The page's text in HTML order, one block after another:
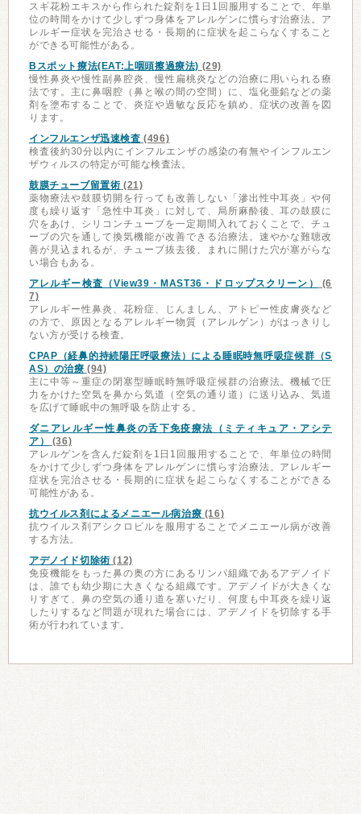
スギ花粉エキスから作られた錠剤を1日1回服用することで、年単
位の時間をかけて少しずつ身体をアレルゲンに慣らす治療法。ア
レルギー症状を完治させる・長期的に症状を起こらなくすること
ができる可能性がある。
Bスポット療法(EAT:上咽頭擦過療法) (29)
慢性鼻炎や慢性副鼻腔炎、慢性扁桃炎などの治療に用いられる療
法です。主に鼻咽腔（鼻と喉の間の空間）に、塩化亜鉛などの薬
剤を塗布することで、炎症や過敏な反応を鎮め、症状の改善を図
ります。
インフルエンザ迅速検査 (496)
検査後約30分以内にインフルエンザの感染の有無やインフルエン
ザウィルスの特定が可能な検査法。
鼓膜チューブ留置術 (21)
薬物療法や鼓膜切開を行っても改善しない「滲出性中耳炎」や何
度も繰り返す「急性中耳炎」に対して、局所麻酔後、耳の鼓膜に
穴をあけ、シリコンチューブを一定期間入れておくことで、チュ
ーブの穴を通して換気機能が改善できる治療法。速やかな難聴改
善が見込まれるが、チューブ抜去後、まれに開けた穴が塞がらな
い場合もある。
アレルギー検査（View39・MAST36・ドロップスクリーン）
(6
7)
アレルギー性鼻炎、花粉症、じんましん、アトピー性皮膚炎など
の方で、原因となるアレルギー物質（アレルゲン）がはっきりし
ない方が受ける検査。
CPAP（経鼻的持続陽圧呼吸療法）による睡眠時無呼吸症候群（S
AS）の治療 (94)
主に中等～重症の閉塞型睡眠時無呼吸症候群の治療法。機械で圧
力をかけた空気を鼻から気道（空気の通り道）に送り込み、気道
を広げて睡眠中の無呼吸を防止する。
ダニアレルギー性鼻炎の舌下免疫療法（ミティキュア・アシテ
ア）
(36)
アレルゲンを含んだ錠剤を1日1回服用することで、年単位の時間
をかけて少しずつ身体をアレルゲンに慣らす治療法。アレルギー
症状を完治させる・長期的に症状を起こらなくすることができる
可能性がある。
抗ウイルス剤によるメニエール病治療 (16)
抗ウイルス剤アシクロビルを服用することでメニエール病が改善
する方法。
アデノイド切除術 (12)
免疫機能をもった鼻の奥の方にあるリンパ組織であるアデノイド
は、誰でも幼少期に大きくなる組織です。アデノイドが大きくな
りすぎて、鼻の空気の通り道を塞いだり、何度も中耳炎を繰り返
したりするなど問題が現れた場合には、アデノイドを切除する手
術が行われています。